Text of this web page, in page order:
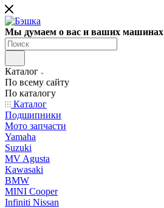
Мы думаем о вас и ваших машинах
Каталог
По всему сайту
По каталогу
Каталог
Подшипники
Мото запчасти
Yamaha
Suzuki
MV Agusta
Kawasaki
BMW
MINI Cooper
Infiniti Nissan